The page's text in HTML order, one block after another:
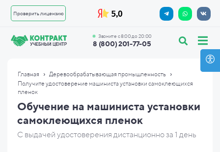
Проверить лицензию
8 (800) 201-77-05
Звоните с 8:00 до 20:00
Главная › Деревообрабатывающая промышленность ›
Получите удостоверение машиниста установки самоклеющихся
пленок
Обучение на машиниста установки
самоклеющихся пленок
С выдачей удостоверения дистанционно за 1 день